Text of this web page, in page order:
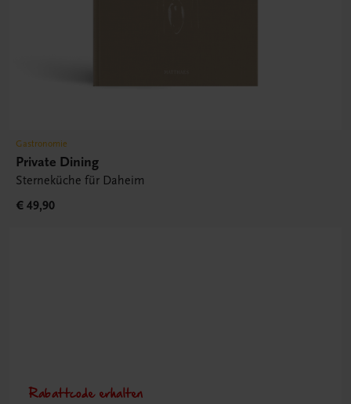
Gastronomie
Private Dining
Sterneküche für Daheim
€ 49,90
Rabattcode erhalten